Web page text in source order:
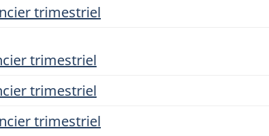
trimestriel
trimestriel
trimestriel
trimestriel